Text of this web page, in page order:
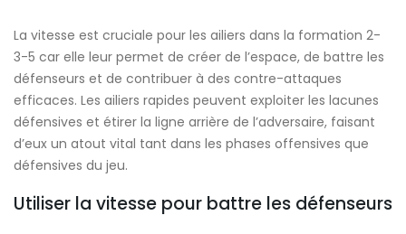
La vitesse est cruciale pour les ailiers dans la formation 2-
3-5 car elle leur permet de créer de l’espace, de battre les
défenseurs et de contribuer à des contre-attaques
efficaces. Les ailiers rapides peuvent exploiter les lacunes
défensives et étirer la ligne arrière de l’adversaire, faisant
d’eux un atout vital tant dans les phases offensives que
défensives du jeu.
Utiliser la vitesse pour battre les défenseurs